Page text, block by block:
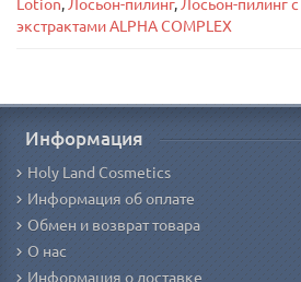
Lotion, Лосьон-пилинг, Лосьон-пилинг
экстрактами ALPHA COMPLEX
Информация
Holy Land Cosmetics
Информация об оплате
Обмен и возврат товара
О нас
Информация о доставке